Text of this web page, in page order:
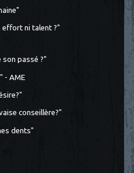
effort ni talent ?"
son passé ?"
- AME
conseillère?"
dents"